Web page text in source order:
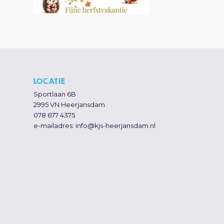
LOCATIE
Sportlaan 6B
2995 VN Heerjansdam
078 677 4375
e-mailadres: info@kjs-heerjansdam.nl